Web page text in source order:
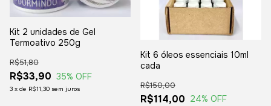
Kit 2 unidades de Gel
Termoativo 250g
R$33,90
R$51,80
35% OFF
3 x de R$11,30 sem juros
Kit 6 óleos essenciais 10ml
cada
R$114,00
R$150,00
24% OFF